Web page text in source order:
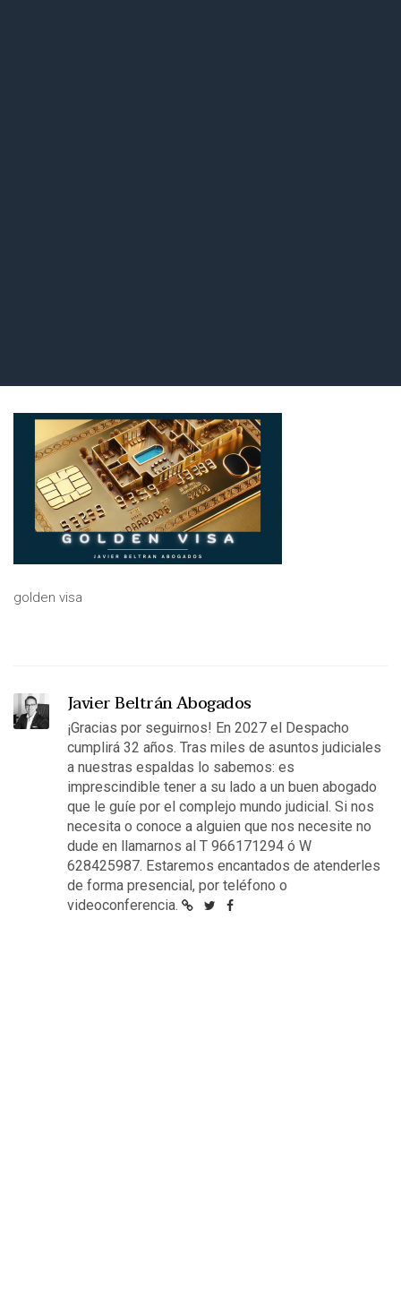
golden visa
Javier Beltrán Abogados
¡Gracias por seguirnos! En 2027 el Despacho
cumplirá 32 años. Tras miles de asuntos judiciales
a nuestras espaldas lo sabemos: es
imprescindible tener a su lado a un buen abogado
que le guíe por el complejo mundo judicial. Si nos
necesita o conoce a alguien que nos necesite no
dude en llamarnos al T 966171294 ó W
628425987. Estaremos encantados de atenderles
de forma presencial, por teléfono o
videoconferencia.